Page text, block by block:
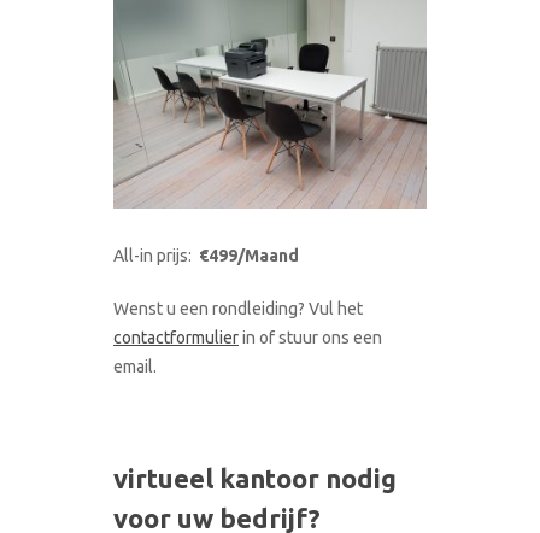
All-in prijs: €499/Maand
Wenst u een rondleiding? Vul het
contactformulierin of stuur ons een
email.
virtueel kantoor nodig
voor uw bedrijf?